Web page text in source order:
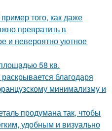
того, как даже
превратить в
и невероятно уютное
58 кв.
благодаря
минимализму и
продумана так, чтобы
удобным и визуально